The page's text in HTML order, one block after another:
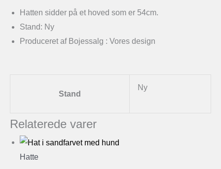
Hatten sidder på et hoved som er 54cm.
Stand: Ny
Produceret af Bojessalg : Vores design
Stand
Ny
Relaterede varer
Hatte